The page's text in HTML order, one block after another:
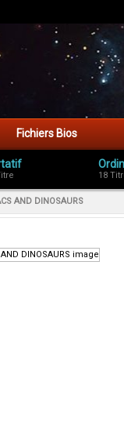
Fichiers Bios
18
AND DINOSAURS